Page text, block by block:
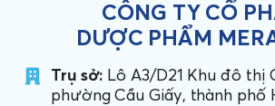
CÔNG TY CỔ
DƯỢC PHẨM
Trụ sở: Lô A3/D21 Khu đô thị
phường Cầu Giấy, thành phố